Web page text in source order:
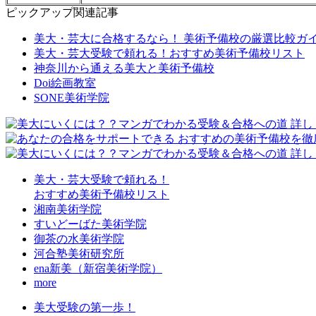
ピックアップ関連記事
美大・芸大に合格するなら！ 美術予備校の厳選比較ガ
美大・芸大受験で頼れる！おすすめ美術予備校リスト
神奈川から通える美大と美術予備校
Doi絵画教室
SONE美術学院
美大・芸大受験で頼れる！
おすすめ美術予備校リスト
湘南美術学院
すいどーばた美術学院
御茶の水美術学院
河合塾美術研究所
ena新美（新宿美術学院）
more
美大受験の第一歩！